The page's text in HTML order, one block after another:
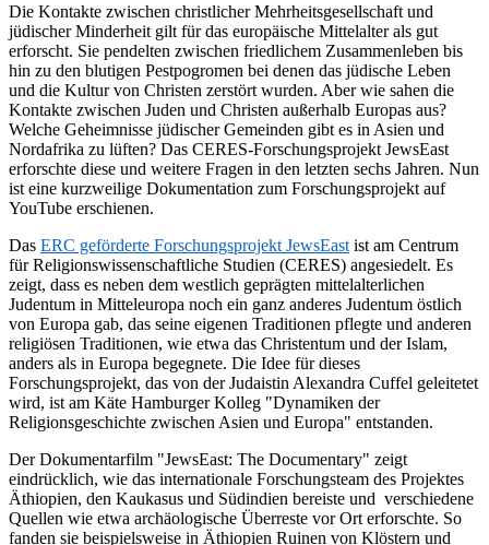
Die Kontakte zwischen christlicher Mehrheitsgesellschaft und
jüdischer Minderheit gilt für das europäische Mittelalter als gut
erforscht. Sie pendelten zwischen friedlichem Zusammenleben bis
hin zu den blutigen Pestpogromen bei denen das jüdische Leben
und die Kultur von Christen zerstört wurden. Aber wie sahen die
Kontakte zwischen Juden und Christen außerhalb Europas aus?
Welche Geheimnisse jüdischer Gemeinden gibt es in Asien und
Nordafrika zu lüften? Das CERES-Forschungsprojekt JewsEast
erforschte diese und weitere Fragen in den letzten sechs Jahren. Nun
ist eine kurzweilige Dokumentation zum Forschungsprojekt auf
YouTube erschienen.
Das ERC geförderte Forschungsprojekt JewsEast ist am Centrum
für Religionswissenschaftliche Studien (CERES) angesiedelt. Es
zeigt, dass es neben dem westlich geprägten mittelalterlichen
Judentum in Mitteleuropa noch ein ganz anderes Judentum östlich
von Europa gab, das seine eigenen Traditionen pflegte und anderen
religiösen Traditionen, wie etwa das Christentum und der Islam,
anders als in Europa begegnete. Die Idee für dieses
Forschungsprojekt, das von der Judaistin Alexandra Cuffel geleitetet
wird, ist am Käte Hamburger Kolleg "Dynamiken der
Religionsgeschichte zwischen Asien und Europa" entstanden.
Der Dokumentarfilm "JewsEast: The Documentary" zeigt
eindrücklich, wie das internationale Forschungsteam des Projektes
Äthiopien, den Kaukasus und Südindien bereiste und verschiedene
Quellen wie etwa archäologische Überreste vor Ort erforschte. So
fanden sie beispielsweise in Äthiopien Ruinen von Klöstern und